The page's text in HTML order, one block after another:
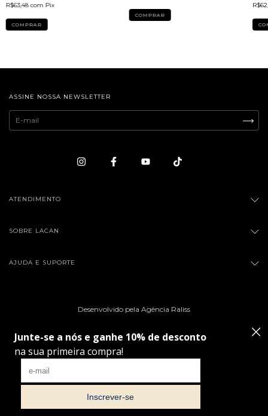
você aceita o uso de cookies
agilizar a sua experiência de compra.
R$63,48com Pix
ASSINE NOSSA NEWSLETTER
ATENDIMENTO
SOBRE LACAN
AJUDA E SUPORTE
Desenvolvido pela Agência Raliss
Copyright Multibela Cosméticos Ltda - 66010851000123 - 2026. Todos os direitos
reservados.